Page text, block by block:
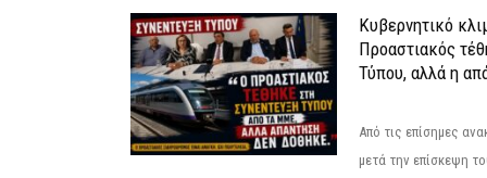
Κυβερνητικό
Προαστιακός
Τύπου, αλλά η
Από τις επίσημες
μετά την επίσκεψη